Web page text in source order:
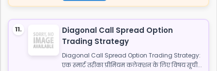
11.
Diagonal Call Spread Option
Trading Strategy
Diagonal Call Spread Option Trading Strategy:
एक स्मार्ट तरीका प्रीमियम कलेक्शन के लिए विषय सूची...